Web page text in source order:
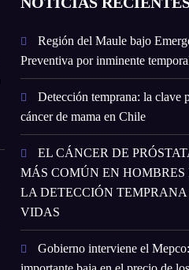
Región del Maule bajo
Preventiva por inminente
Detección temprana: la clave
cáncer de mama en Chile
EL CÁNCER DE
MÁS COMÚN EN HOMBRES
LA DETECCIÓN TEMPRANA
VIDAS
Gobierno interviene el